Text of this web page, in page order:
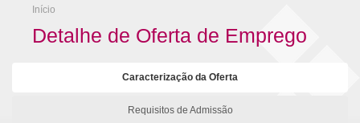
Início
Detalhe de Oferta de Emprego
Caracterização da Oferta
Requisitos de Admissão